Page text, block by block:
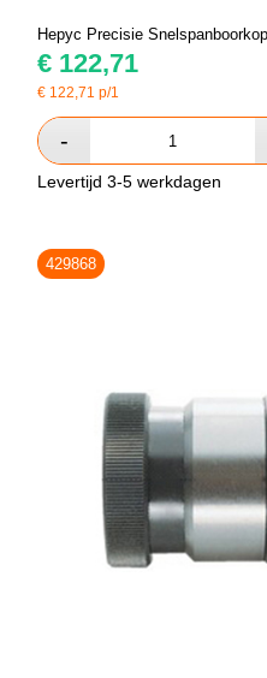
Hepyc Precisie
€ 122,71
€ 122,71 p/1
Levertijd 3-5 werkdagen
429868